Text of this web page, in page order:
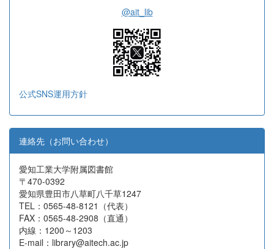
@ait_lib
公式SNS運用方針
連絡先（お問い合わせ）
愛知工業大学附属図書館
〒470-0392
愛知県豊田市八草町八千草1247
TEL：0565-48-8121（代表）
FAX：0565-48-2908（直通）
内線：1200～1203
E-mail：library@aitech.ac.jp